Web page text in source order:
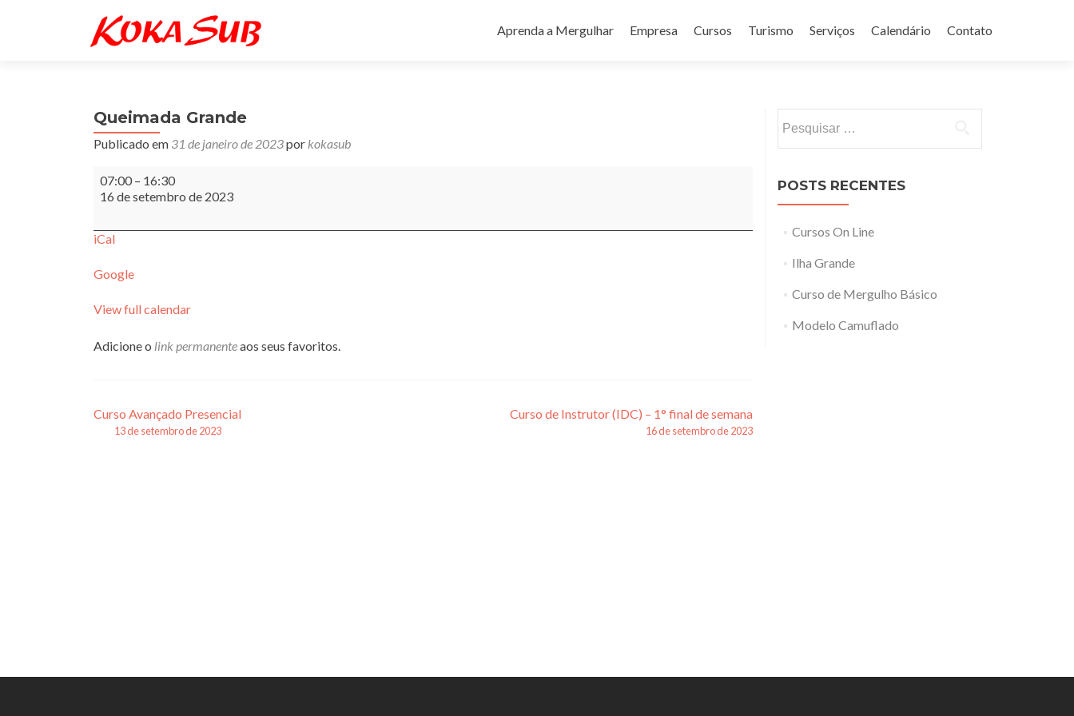
para
Aprenda a Mergulhar Empresa Cursos Turismo Serviços Calendário Contato
Queimada Grande
Publicado em 31 de janeiro de 2023por kokasub
Queimada
Grande
07:00 – 16:30
16 de setembro de 2023
iCal
Google
View full calendar
Adicione o link permanenteaos seus favoritos.
Navegação
Curso Avançado Presencial
13 de setembro de 2023
Curso de Instrutor (IDC) – 1° final de semana
16 de setembro de 2023
por:
POSTS RECENTES
Cursos On Line
Ilha Grande
Curso de Mergulho Básico
Modelo Camuflado